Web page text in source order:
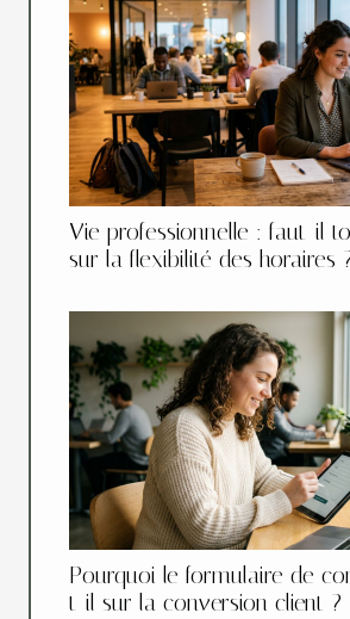
Vie professionnelle : faut-il
sur la flexibilité des horaires
Pourquoi le formulaire de
t-il sur la conversion client ?